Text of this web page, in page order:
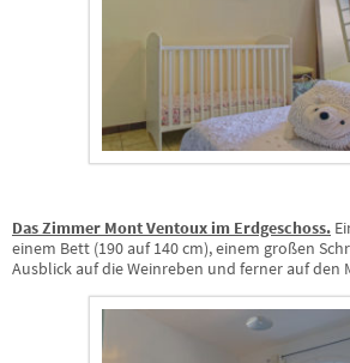
Das Zimmer Mont Ventoux im Erdgeschoss.
einem Bett (190 auf 140 cm), einem großen
Ausblick auf die Weinreben und ferner auf den